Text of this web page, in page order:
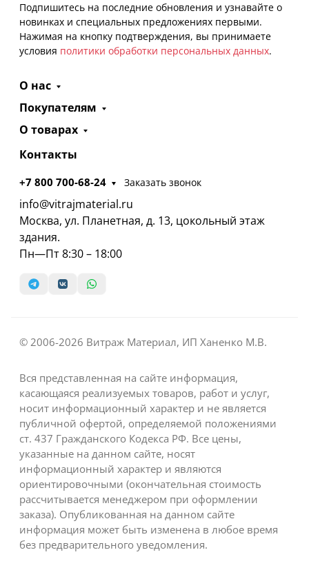
Подпишитесь на последние обновления и узнавайте о
новинках и специальных предложениях первыми.
Нажимая на кнопку подтверждения, вы принимаете
условия политики обработки персональных данных.
О нас
Покупателям
О товарах
Контакты
+7 800 700-68-24 Заказать звонок
info@vitrajmaterial.ru
Москва, ул. Планетная, д. 13, цокольный этаж
здания.
Пн—Пт 8:30 – 18:00
© 2006-2026 Витраж Материал, ИП Ханенко М.В.
Вся представленная на сайте информация,
касающаяся реализуемых товаров, работ и услуг,
носит информационный характер и не является
публичной офертой, определяемой положениями
ст. 437 Гражданского Кодекса РФ. Все цены,
указанные на данном сайте, носят
информационный характер и являются
ориентировочными (окончательная стоимость
рассчитывается менеджером при оформлении
заказа). Опубликованная на данном сайте
информация может быть изменена в любое время
без предварительного уведомления.